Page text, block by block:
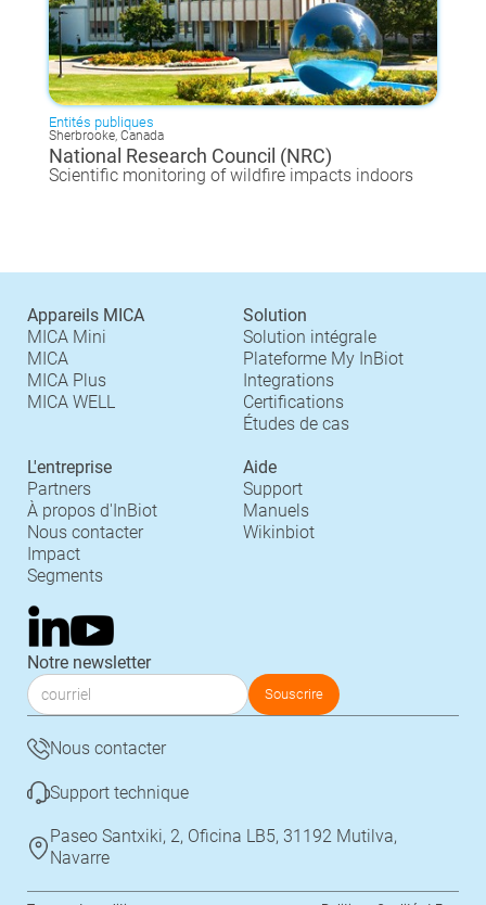
Entités publiques
Sherbrooke, Canada
National Research Council (NRC)
Scientific monitoring of wildfire impacts indoors
Appareils MICA
MICA Mini
MICA
MICA Plus
MICA WELL
Solution
Solution intégrale
Plateforme My InBiot
Integrations
Certifications
Études de cas
L'entreprise
Partners
À propos d'InBiot
Nous contacter
Impact
Segments
Aide
Support
Manuels
Wikinbiot
Notre newsletter
Nous contacter
Support technique
Paseo Santxiki, 2, Oficina LB5, 31192 Mutilva,
Navarre